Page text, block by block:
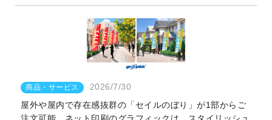
商品・サービス
2026/7/30
屋外や屋内で存在感抜群の「セイルのぼり」が1部からご